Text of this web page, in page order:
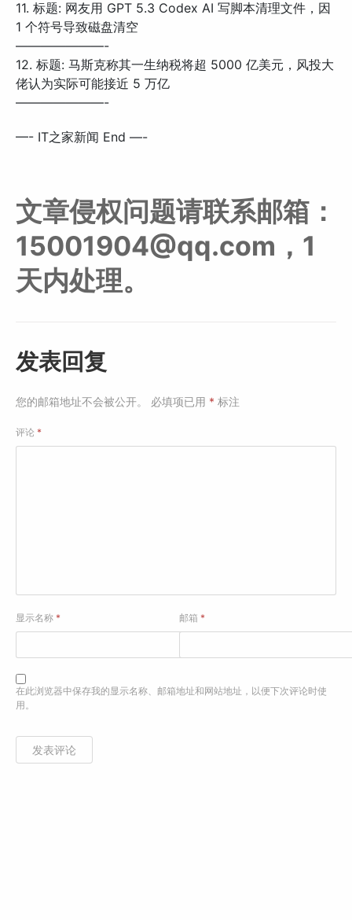
11. 标题: 网友用 GPT 5.3 Codex AI 写脚本清理文件，因
1 个符号导致磁盘清空
———————-
12. 标题: 马斯克称其一生纳税将超 5000 亿美元，风投大
佬认为实际可能接近 5 万亿
———————-
—- IT之家新闻 End —-
文章侵权问题请联系邮箱：
15001904@qq.com，1
天内处理。
发表回复
您的邮箱地址不会被公开。 必填项已用 * 标注
评论 *
显示名称 * 邮箱*
在此浏览器中保存我的显示名称、邮箱地址和网站地址，以便下次评论时使
用。